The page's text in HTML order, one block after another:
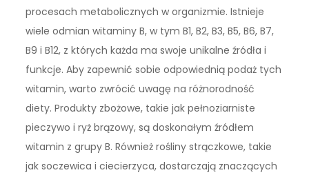
procesach metabolicznych w organizmie. Istnieje
wiele odmian witaminy B, w tym B1, B2, B3, B5, B6, B7,
B9 i B12, z których każda ma swoje unikalne źródła i
funkcje. Aby zapewnić sobie odpowiednią podaż tych
witamin, warto zwrócić uwagę na różnorodność
diety. Produkty zbożowe, takie jak pełnoziarniste
pieczywo i ryż brązowy, są doskonałym źródłem
witamin z grupy B. Również rośliny strączkowe, takie
jak soczewica i ciecierzyca, dostarczają znaczących